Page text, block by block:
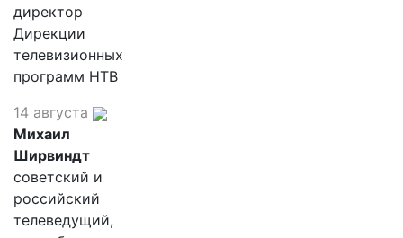
директор
Дирекции
телевизионных
программ НТВ
14 августа
Михаил
Ширвиндт
советский и
российский
телеведущий,